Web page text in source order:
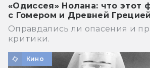
«Одиссея» Нолана: что этот
с Гомером и Древней Грецией
Оправдались ли опасения и
критики.
Кино